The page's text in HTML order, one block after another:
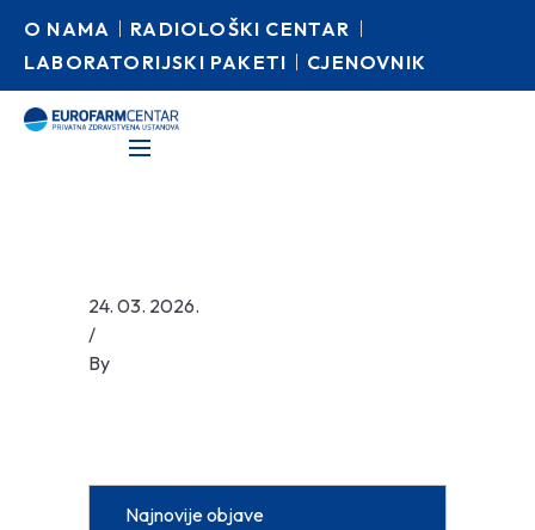
O NAMA
RADIOLOŠKI CENTAR
LABORATORIJSKI PAKETI
CJENOVNIK
24. 03. 2026.
/
By
Najnovije objave